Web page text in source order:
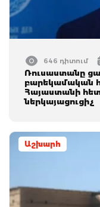
646 դիտում
Ռուսաստանը
բարեկամական
Հայաստանի
ներկայացուցիչ
Աշխարհ